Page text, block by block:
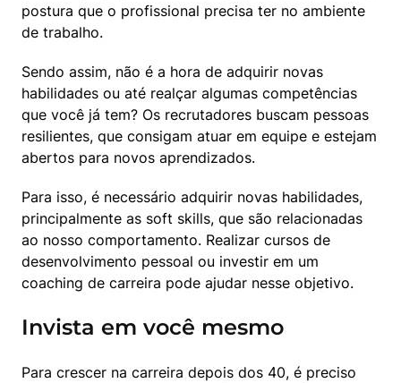
postura que o profissional precisa ter no ambiente
de trabalho.
Sendo assim, não é a hora de adquirir novas
habilidades ou até realçar algumas competências
que você já tem? Os recrutadores buscam pessoas
resilientes, que consigam atuar em equipe e estejam
abertos para novos aprendizados.
Para isso, é necessário adquirir novas habilidades,
principalmente as soft skills, que são relacionadas
ao nosso comportamento. Realizar cursos de
desenvolvimento pessoal ou investir em um
coaching de carreira pode ajudar nesse objetivo.
Invista em você mesmo
Para crescer na carreira depois dos 40, é preciso